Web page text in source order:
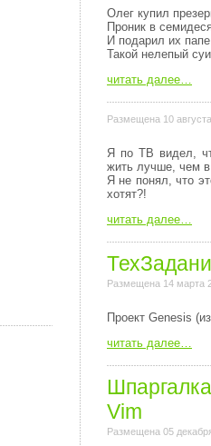
Олег купил
Проник в
И подарил их
Такой нелепый
читать далее…
Размещена 10
Я по ТВ видел,
жить лучше, чем в
Я не понял, что
хотят?!
читать далее…
Размещена 14 марта
Пpоект Genesis
читать далее…
Vim
Размещена 05